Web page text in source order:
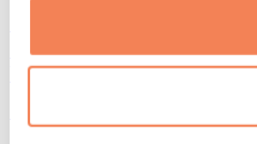
Red Light Therapy
Vodní filtry a konvice